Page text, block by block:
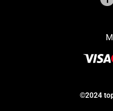
©2024